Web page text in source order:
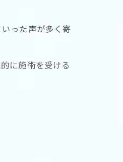
った声が多く寄
に施術を受ける